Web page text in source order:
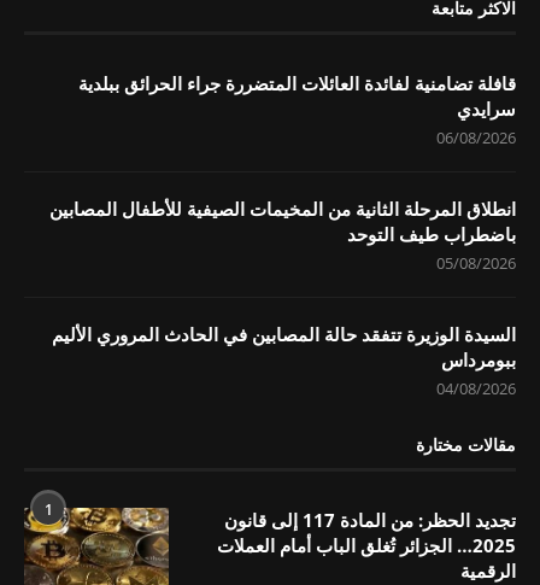
الاكثر متابعة
قافلة تضامنية لفائدة العائلات المتضررة جراء الحرائق ببلدية
سرايدي
06/08/2026
انطلاق المرحلة الثانية من المخيمات الصيفية للأطفال المصابين
باضطراب طيف التوحد
05/08/2026
السيدة الوزيرة تتفقد حالة المصابين في الحادث المروري الأليم
ببومرداس
04/08/2026
مقالات مختارة
1
تجديد الحظر: من المادة 117 إلى قانون
2025… الجزائر تُغلق الباب أمام العملات
الرقمية